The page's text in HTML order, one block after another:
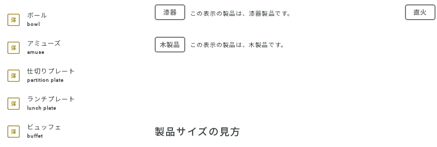
ボール
bowl
アミューズ
amuse
仕切りプレート
partition plate
ランチプレート
lunch plate
ビュッフェ
buffet
漆器 この表示の製品は、漆器製品です。 直火
木製品 この表示の製品は、木製品です。
製品サイズの見方